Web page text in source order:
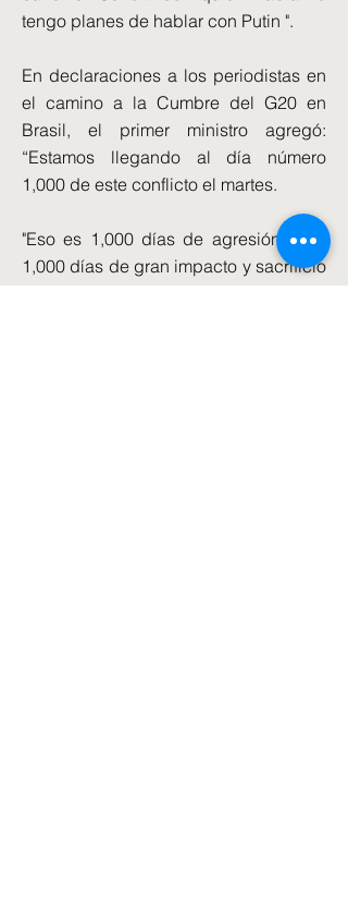
tengo planes de hablar con Putin ".
En declaraciones a los periodistas en
el camino a la Cumbre del G20 en
Brasil, el primer ministro agregó:
“Estamos llegando al día número
1,000 de este conflicto el martes.
"Eso es 1,000 días de agresión rusa,
1,000 días de gran impacto y sacrificio